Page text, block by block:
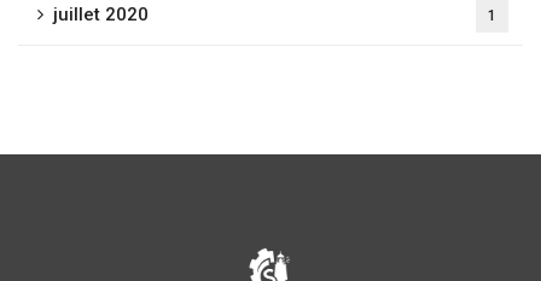
juillet 2020 1